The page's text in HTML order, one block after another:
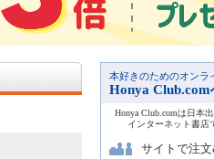
本好きのためのオンラ
Honya
Honya Club.comは日本
インターネット書店
サイトで注